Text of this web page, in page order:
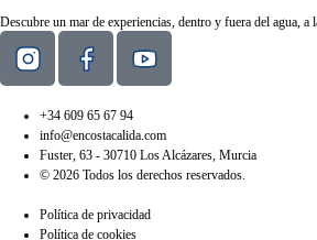
Descubre un mar de experiencias, dentro y fuera del agua,
+34 609 65 67 94
info@encostacalida.com
Fuster, 63 - 30710 Los Alcázares, Murcia
© 2026 Todos los derechos reservados.
Política de privacidad
Política de cookies